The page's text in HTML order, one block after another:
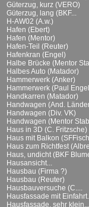
Güterzug, kurz (VERO)
Güterzug, lang (BKF...
H-AW02 (A.w.)
Hafen (Ebert)
Hafen (Mentor)
Hafen-Teil (Reuter)
Hafenkran (Engel)
Halbe Brücke (Mentor
Halbes Auto (Matador)
Hammerwerk (Anker)
Hammerwerk (Paul
Handkarren (Matador)
Handwagen (And.
Handwagen (Div. VK)
Handwagen (Mentor
Haus in 3D (C. Fritzsche)
Haus mit Balkon
Haus zum Richtfest
Haus, undicht (BKF
Hausansicht...
Hausbau (Firma ?)
Hausbau (Reuter)
Hausbauversuche (C....
Hausfassade mit
Hausfassade, sehr klein...